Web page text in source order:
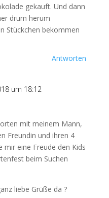
gekauft. Und dann
drum herum
Stückchen bekommen
Antworten
um 18:12
mit meinem Mann,
Freundin und ihren 4
mir eine Freude den Kids
beim Suchen
liebe Grüße da ?